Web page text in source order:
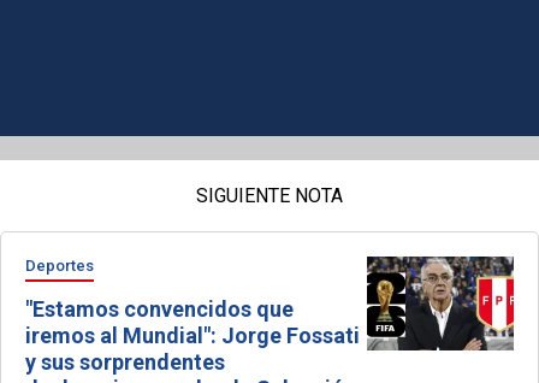
SIGUIENTE NOTA
Deportes
"Estamos convencidos que
iremos al Mundial": Jorge Fossati
y sus sorprendentes